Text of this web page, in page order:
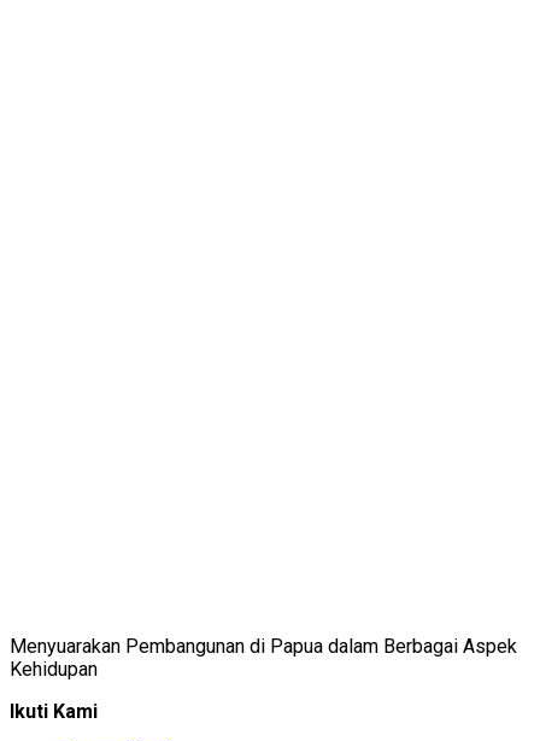
Menyuarakan Pembangunan di Papua dalam Berbagai Aspek
Kehidupan
Ikuti Kami